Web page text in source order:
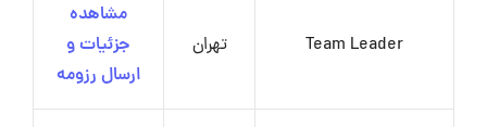
Team Leader تهران
مشاهده
جزئیات و
ارسال رزومه